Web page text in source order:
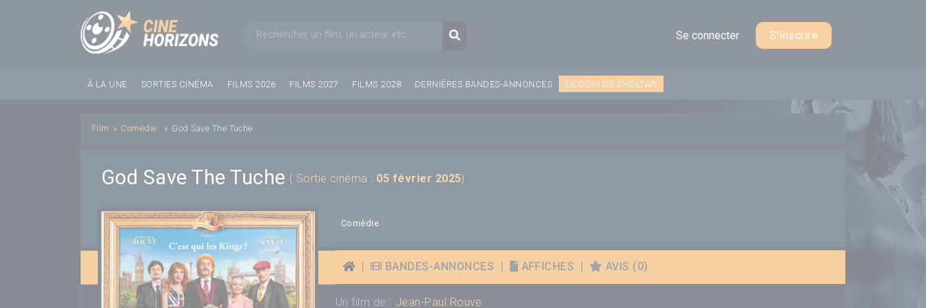
Formulaire de rechercheRecherche
Se connecter S'inscrire
À LA UNE SORTIES CINÉMA FILMS 2026 FILMS 2027 FILMS 2028 DERNIÈRES BANDES-ANNONCES LE COIN DE ZHOLTAR
Film » Comédie » God Save The Tuche
God Save The Tuche ( Sortie cinéma : 05 février 2025)
Comédie
BANDES-ANNONCES AFFICHES AVIS (0)
Un film de : Jean-Paul Rouve
Panneau de gestion des cookies